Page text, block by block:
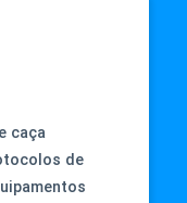
caça
de